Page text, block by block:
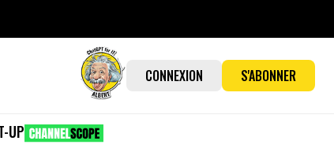
CONNEXION S'ABONNER
UP